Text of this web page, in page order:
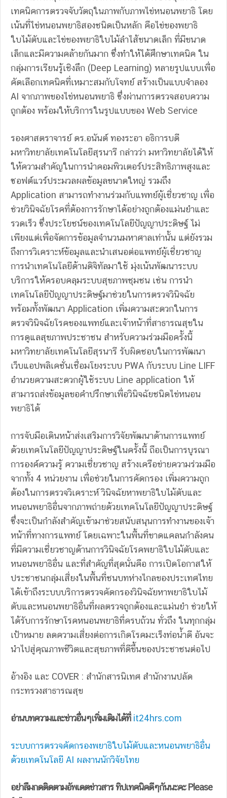
เทคนิคการตรวจจับวัตถุในภาพกับภาพไข่หนอนพยาธิ โดย
เน้นที่ไข่หนอนพยาธิสองชนิดเป็นหลัก คือไข่ของพยาธิ
ใบไม้ตับและไข่ของพยาธิใบไม้ลำไส้ขนาดเล็ก ที่มีขนาด
เล็กและมีความคล้ายกันมาก ซึ่งทำให้ได้ศึกษาเทคนิค ใน
กลุ่มการเรียนรู้เชิงลึก (Deep Learning) หลายรูปแบบเพื่อ
คัดเลือกเทคนิคที่เหมาะสมกับโจทย์ สร้างเป็นแบบจำลอง
AI จากภาพของไข่หนอนพยาธิ ซึ่งผ่านการตรวจสอบความ
ถูกต้อง พร้อมให้บริการในรูปแบบของ Web Service
รองศาสตราจารย์ ดร.อนันต์ ทองระอา อธิการบดี
มหาวิทยาลัยเทคโนโลยีสุรนารี กล่าวว่า มหาวิทยาลัยได้ให้
ให้ความสำคัญในการนำคอมพิวเตอร์ประสิทธิภาพสูงและ
ซอฟต์แวร์ประมวลผลข้อมูลขนาดใหญ่ รวมถึง
Application สามารถทำงานร่วมกับแพทย์ผู้เชี่ยวชาญ เพื่อ
ช่วยวินิจฉัยโรคที่ต้องการรักษาได้อย่างถูกต้องแม่นยำและ
รวดเร็ว ซึ่งประโยชน์ของเทคโนโลยีปัญญาประดิษฐ์ ไม่
เพียงแต่เพื่อจัดการข้อมูลจำนวนมหาศาลเท่านั้น แต่ยังรวม
ถึงการวิเคราะห์ข้อมูลและนำเสนอต่อแพทย์ผู้เชี่ยวชาญ
การนำเทคโนโลยีด้านดิจิทัลมาใช้ มุ่งเน้นพัฒนาระบบ
บริการให้ครอบคลุมระบบสุขภาพชุมชน เช่น การนำ
เทคโนโลยีปัญญาประดิษฐ์มาช่วยในการตรวจวินิจฉัย
พร้อมทั้งพัฒนา Application เพิ่มความสะดวกในการ
ตรวจวินิจฉัยโรคของแพทย์และเจ้าหน้าที่สาธารณสุขใน
การดูแลสุขภาพประชาชน สำหรับความร่วมมือครั้งนี้
มหาวิทยาลัยเทคโนโลยีสุรนารี รับผิดชอบในการพัฒนา
เว็บแอปพลิเคชั่นเชื่อมโยงระบบ PWA กับระบบ Line LIFF
อำนวยความสะดวกผู้ใช้ระบบ Line application ให้
สามารถส่งข้อมูลขอคำปรึกษาเพื่อวินิจฉัยชนิดไข่หนอน
พยาธิได้
การจับมือเดินหน้าส่งเสริมการวิจัยพัฒนาด้านการแพทย์
ด้วยเทคโนโลยีปัญญาประดิษฐ์ในครั้งนี้ ถือเป็นการบูรณา
การองค์ความรู้ ความเชี่ยวชาญ สร้างเครือข่ายความร่วมมือ
จากทั้ง 4 หน่วยงาน เพื่อช่วยในการคัดกรอง เพิ่มความถูก
ต้องในการตรวจวิเคราะห์ วินิจฉัยหาพยาธิใบไม้ตับและ
หนอนพยาธิอื่นจากภาพถ่ายด้วยเทคโนโลยีปัญญาประดิษฐ์
ซึ่งจะเป็นกำลังสำคัญเข้ามาช่วยสนับสนุนการทำงานของเจ้า
หน้าที่ทางการแพทย์ โดยเฉพาะในพื้นที่ขาดแคลนกำลังคน
ที่มีความเชี่ยวชาญด้านการวินิจฉัยโรคพยาธิใบไม้ตับและ
หนอนพยาธิอื่น และที่สำคัญที่สุดนั่นคือ การเปิดโอกาสให้
ประชาชนกลุ่มเสี่ยงในพื้นที่ชนบทห่างไกลของประเทศไทย
ได้เข้าถึงระบบบริการตรวจคัดกรองวินิจฉัยหาพยาธิใบไม้
ตับและหนอนพยาธิอื่นที่ผลตรวจถูกต้องและแม่นยำ ช่วยให้
ได้รับการรักษาโรคหนอนพยาธิที่ครบถ้วน ทั่วถึง ในทุกกลุ่ม
เป้าหมาย ลดความเสี่ยงต่อการเกิดโรคมะเร็งท่อน้ำดี อันจะ
นำไปสู่คุณภาพชีวิตและสุขภาพที่ดีขึ้นของประชาชนต่อไป
อ้างอิง และ COVER : สำนักสารนิเทศ สำนักงานปลัด
กระทรวงสาธารณสุข
อ่านบทความและข่าวอื่นๆเพิ่มเติมได้ที่ it24hrs.com
ระบบการตรวจคัดกรองพยาธิใบไม้ตับและหนอนพยาธิอื่น
ด้วยเทคโนโลยี AI ผลงานนักวิจัยไทย
อย่าลืมกดติดตามอัพเดตข่าวสาร ทิปเทคนิคดีๆกันนะคะ Please